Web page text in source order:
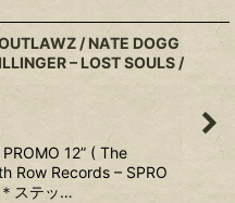
/ NATE DOGG
‎– LOST SOULS /
12” ( The
Row Records ‎– SPRO
ステッ…